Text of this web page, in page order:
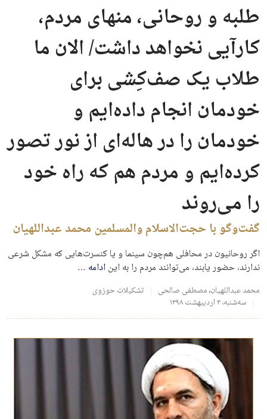
طلبه و روحانی، منهای مردم،
کارآیی نخواهد داشت/ الان ما
طلاب یک صف‌کِشی برای
خودمان انجام داده‌ایم و
خودمان را در هاله‌ای از نور تصور
کرده‌ایم و مردم هم که راه خود
را می‌روند
گفت‌وگو با حجت‌الاسلام والمسلمین محمد عبداللهیان
اگر روحانیون در محافلی هم‌چون سینما و یا کنسرت‌هایی که مشکل شرعی
ندارند، حضور یابند، می‌توانند مردم را به اینادامه …
محمد عبداللهیان،مصطفی صالحی
تشکیلات حوزوی
سه‌شنبه، ۳ اردیبهشت ۱۳۹۸